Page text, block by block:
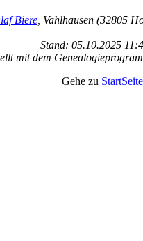
Biere, Vahlhausen (32805
Stand: 05.10.2025
mit dem
Gehe zu StartSeite